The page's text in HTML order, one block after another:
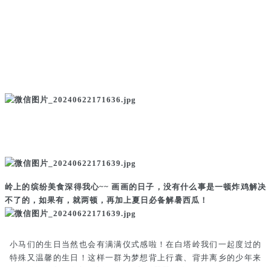
岭上的缤纷美食深得我心~~ 画画的日子，没有什么事是一顿炸鸡解决
不了的，如果有，就两顿，再加上夏日必备解暑西瓜！
小马们的生日当然也会有满满仪式感啦！在白塔岭我们一起度过的
特殊又温馨的生日！这样一群为梦想背上行囊、背井离乡的少年来